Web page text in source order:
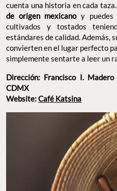
cuenta una historia en cada taza.
de origen mexicanoy
cultivados y tostados
estándares de calidad. Además,
convierten en el lugar perfecto
simplemente sentarte a leer un
Dirección: Francisco I.
CDMX
Website:Café Katsina